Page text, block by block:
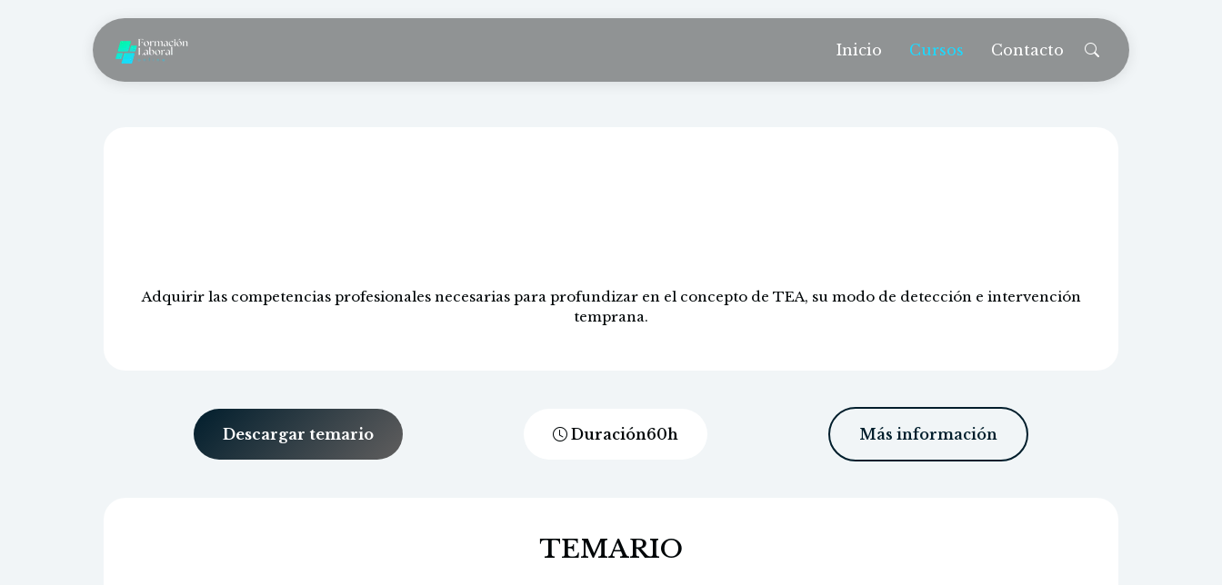
Inicio Cursos Contacto
Adquirir las competencias profesionales necesarias para profundizar en el concepto de TEA, su modo de detección e intervención
temprana.
Descargar temario Duración60h Más información
TEMARIO